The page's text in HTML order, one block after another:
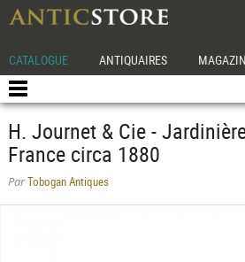
CATALOGUE ANTIQUAIRES
H. Journet & Cie -
France circa 1880
ParTobogan Antiques